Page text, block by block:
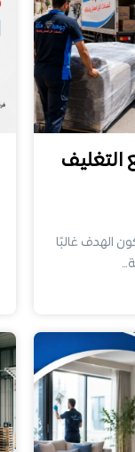
التغليف
الهدف غالبًا